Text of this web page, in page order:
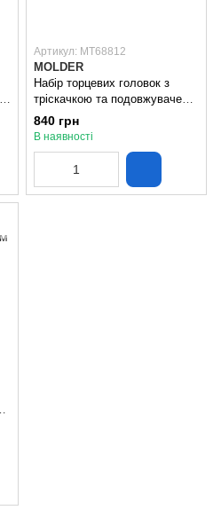
Артикул: MT68812
MOLDER
Набір торцевих головок з
тріскачкою та подовжувачем
Molder 3/8" 72Т CR-V 10-24 мм
12шт (MT68812)
840 грн
В наявності